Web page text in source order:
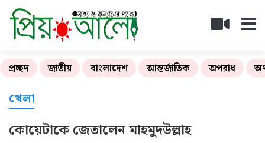
প্রচ্ছদ জাতীয় বাংলাদেশ আন্তর্জাতিক অপরাধ
খেলা
কোয়েটাকে জেতালেন মাহমুদউল্লাহ